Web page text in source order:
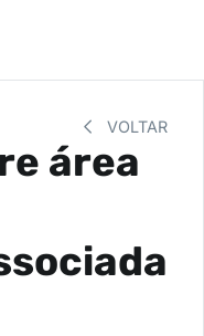
VOLTAR
área